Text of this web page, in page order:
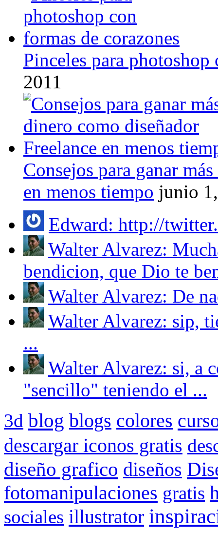
Pinceles para photoshop
2011
Consejos para ganar
en menos tiempo junio
Edward: http://
Walter Alvarez:
bendicion, que Dio te
Walter Alvarez: De
Walter Alvarez: sip,
...
Walter Alvarez: si, a
"sencillo" teniendo el ...
3d blog blogs colores
descargar iconos gratis
diseño grafico diseños
fotomanipulaciones gratis
sociales illustrator